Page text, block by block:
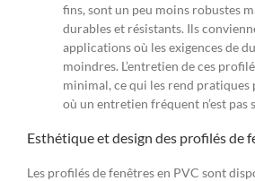
fins, sont un peu moins robustes
durables et résistants. Ils
applications où les exigences de
moindres. L’entretien de ces
minimal, ce qui les rend
où un entretien fréquent n’est pas
Esthétique et design des profilés de
Les profilés de fenêtres en PVC sont